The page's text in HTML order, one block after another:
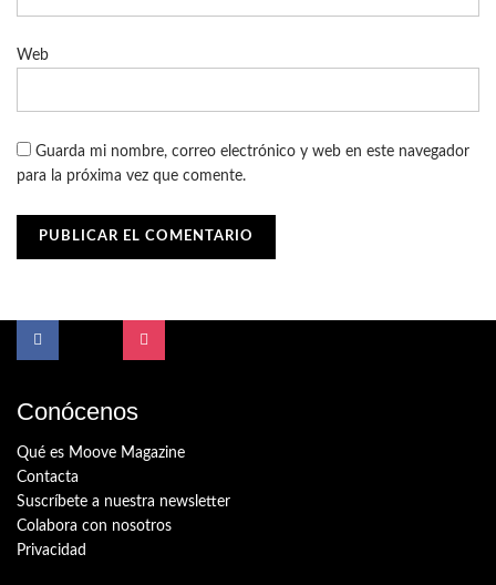
Web
Guarda mi nombre, correo electrónico y web en este navegador
para la próxima vez que comente.
Conócenos
Qué es Moove Magazine
Contacta
Suscríbete a nuestra newsletter
Colabora con nosotros
Privacidad